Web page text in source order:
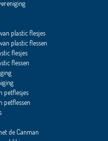
plastic flesjes
plastic flessen
flesjes
flessen
petflesjes
petflessen
de Canman